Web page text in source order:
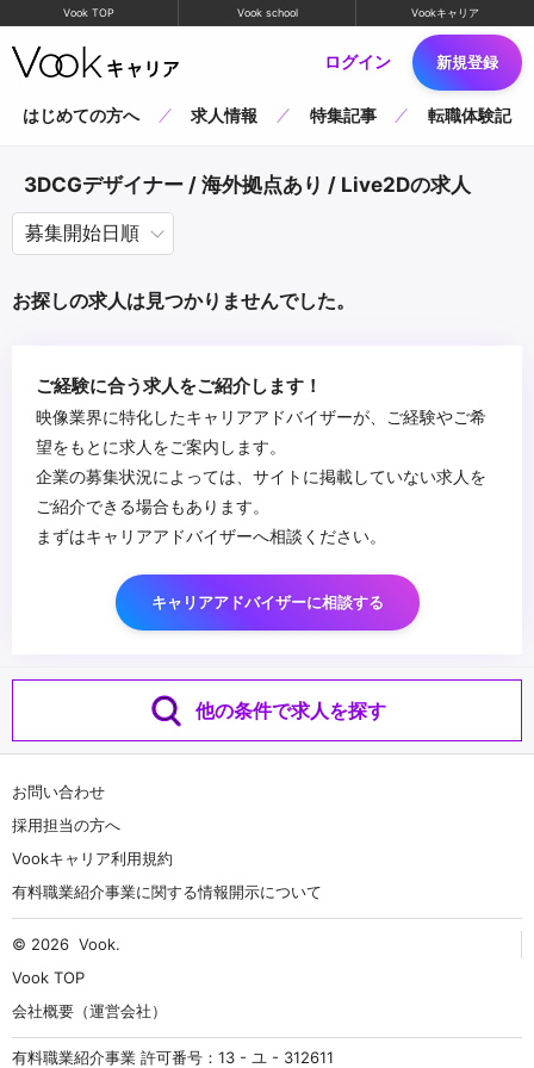
Vook TOP Vook school Vookキャリア
ログイン 新規登録
はじめての方へ 求人情報 特集記事 転職体験記
3DCGデザイナー / 海外拠点あり / Live2Dの求人
お探しの求人は見つかりませんでした。
ご経験に合う求人をご紹介します！
映像業界に特化したキャリアアドバイザーが、ご経験やご希
望をもとに求人をご案内します。
企業の募集状況によっては、サイトに掲載していない求人を
ご紹介できる場合もあります。
まずはキャリアアドバイザーへ相談ください。
キャリアアドバイザーに相談する
他の条件で求人を探す
お問い合わせ
採用担当の方へ
Vookキャリア利用規約
有料職業紹介事業に関する情報開示について
© 2026 Vook.
Vook TOP
会社概要（運営会社）
有料職業紹介事業 許可番号：13 - ユ - 312611